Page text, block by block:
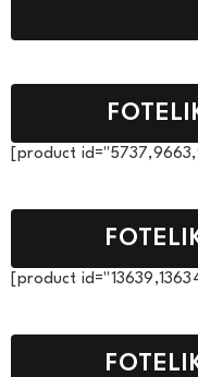
[product
[product